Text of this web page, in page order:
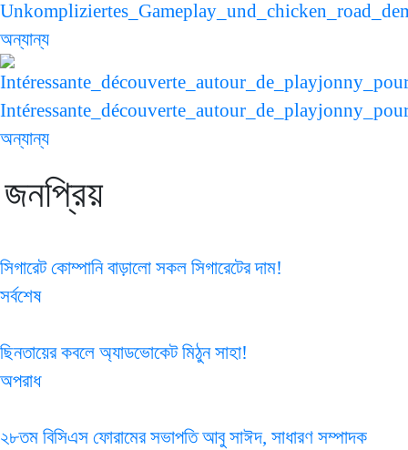
অন্যান্য
অন্যান্য
জনপ্রিয়
সিগারেট কোম্পানি বাড়ালো সকল সিগারেটের দাম!
সর্বশেষ
ছিনতায়ের কবলে অ্যাডভোকেট মিঠুন সাহা!
অপরাধ
২৮তম বিসিএস ফোরামের সভাপতি আবু সাঈদ, সাধারণ সম্পাদক